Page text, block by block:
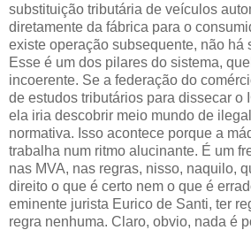
substituição tributária de veículos
diretamente da fábrica para o
existe operação subsequente, não há
Esse é um dos pilares do sistema,
incoerente. Se a federação do
de estudos tributários para dissecar o
ela iria descobrir meio mundo de
normativa. Isso acontece porque a
trabalha num ritmo alucinante. É um
nas MVA, nas regras, nisso, naquilo,
direito o que é certo nem o que é
eminente jurista Eurico de Santi, ter
regra nenhuma. Claro, obvio, nada é